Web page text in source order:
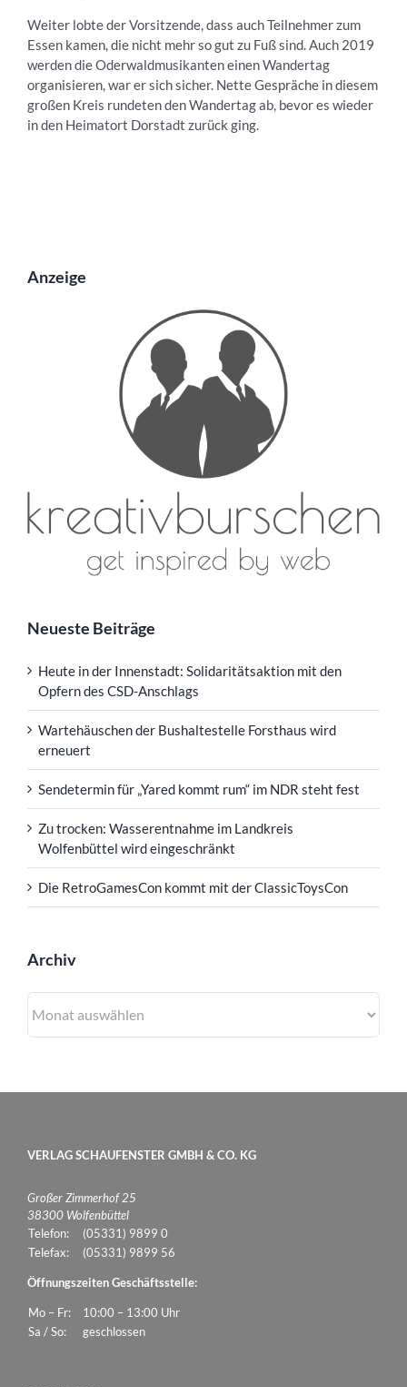
Weiter lobte der Vorsitzende, dass auch Teilnehmer zum
Essen kamen, die nicht mehr so gut zu Fuß sind. Auch 2019
werden die Oderwaldmusikanten einen Wandertag
organisieren, war er sich sicher. Nette Gespräche in diesem
großen Kreis rundeten den Wandertag ab, bevor es wieder
in den Heimatort Dorstadt zurück ging.
Anzeige
Neueste Beiträge
Heute in der Innenstadt: Solidaritätsaktion mit den
Opfern des CSD-Anschlags
Wartehäuschen der Bushaltestelle Forsthaus wird
erneuert
Sendetermin für „Yared kommt rum“ im NDR steht fest
Zu trocken: Wasserentnahme im Landkreis
Wolfenbüttel wird eingeschränkt
Die RetroGamesCon kommt mit der ClassicToysCon
Archiv
VERLAG SCHAUFENSTER GMBH & CO. KG
Großer Zimmerhof 25
38300 Wolfenbüttel
Telefon:
(05331) 9899 0
Telefax:
(05331) 9899 56
Öffnungszeiten Geschäftsstelle:
Mo – Fr:
10:00 – 13:00 Uhr
Sa / So:
geschlossen